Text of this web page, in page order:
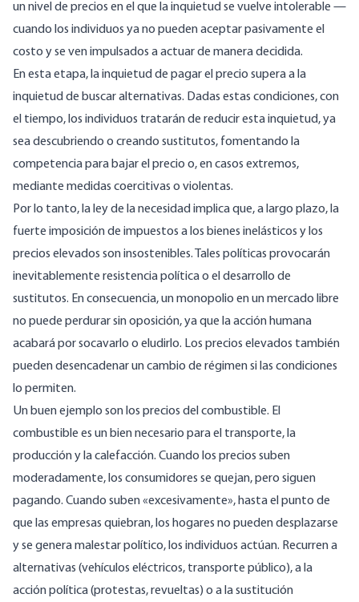
un nivel de precios en el que la inquietud se vuelve intolerable —
cuando los individuos ya no pueden aceptar pasivamente el
costo y se ven impulsados a actuar de manera decidida.
En esta etapa, la inquietud de pagar el precio supera a la
inquietud de buscar alternativas. Dadas estas condiciones, con
el tiempo, los individuos tratarán de reducir esta inquietud, ya
sea descubriendo o creando sustitutos, fomentando la
competencia para bajar el precio o, en casos extremos,
mediante medidas coercitivas o violentas.
Por lo tanto, la ley de la necesidad implica que, a largo plazo, la
fuerte imposición de impuestos a los bienes inelásticos y los
precios elevados son insostenibles. Tales políticas provocarán
inevitablemente resistencia política o el desarrollo de
sustitutos. En consecuencia, un monopolio en un mercado libre
no puede perdurar sin oposición, ya que la acción humana
acabará por socavarlo o eludirlo. Los precios elevados también
pueden desencadenar un cambio de régimen si las condiciones
lo permiten.
Un buen ejemplo son los precios del combustible. El
combustible es un bien necesario para el transporte, la
producción y la calefacción. Cuando los precios suben
moderadamente, los consumidores se quejan, pero siguen
pagando. Cuando suben «excesivamente», hasta el punto de
que las empresas quiebran, los hogares no pueden desplazarse
y se genera malestar político, los individuos actúan. Recurren a
alternativas (vehículos eléctricos, transporte público), a la
acción política (protestas, revueltas) o a la sustitución